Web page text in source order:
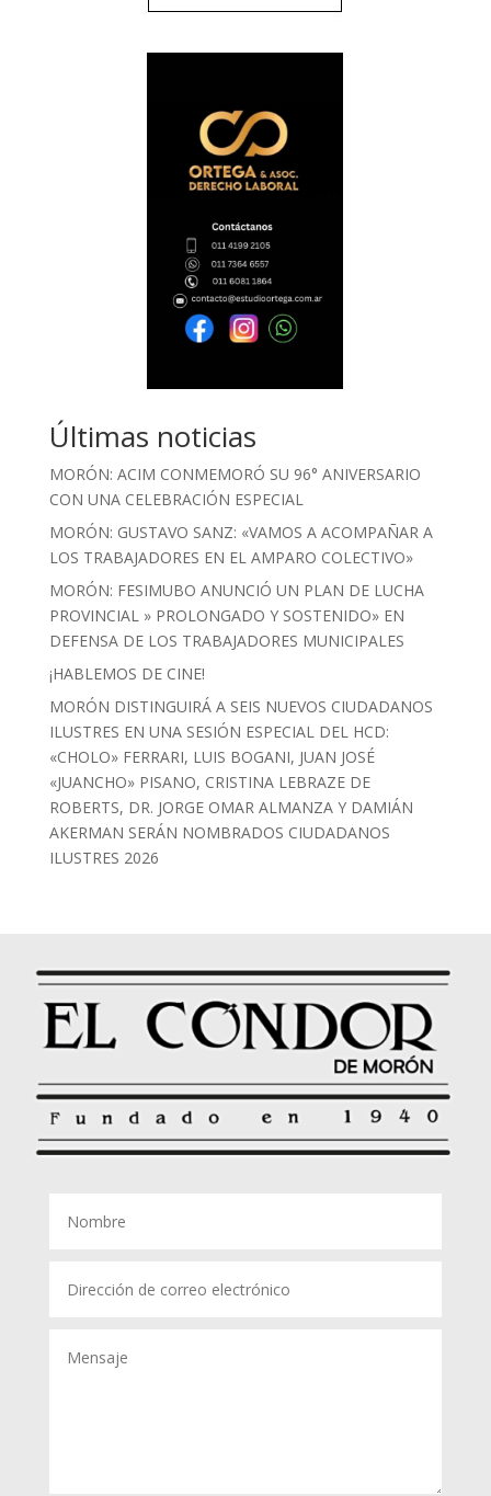
Últimas noticias
MORÓN: ACIM CONMEMORÓ SU 96° ANIVERSARIO
CON UNA CELEBRACIÓN ESPECIAL
MORÓN: GUSTAVO SANZ: «VAMOS A ACOMPAÑAR A
LOS TRABAJADORES EN EL AMPARO COLECTIVO»
MORÓN: FESIMUBO ANUNCIÓ UN PLAN DE LUCHA
PROVINCIAL » PROLONGADO Y SOSTENIDO» EN
DEFENSA DE LOS TRABAJADORES MUNICIPALES
¡HABLEMOS DE CINE!
MORÓN DISTINGUIRÁ A SEIS NUEVOS CIUDADANOS
ILUSTRES EN UNA SESIÓN ESPECIAL DEL HCD:
«CHOLO» FERRARI, LUIS BOGANI, JUAN JOSÉ
«JUANCHO» PISANO, CRISTINA LEBRAZE DE
ROBERTS, DR. JORGE OMAR ALMANZA Y DAMIÁN
AKERMAN SERÁN NOMBRADOS CIUDADANOS
ILUSTRES 2026